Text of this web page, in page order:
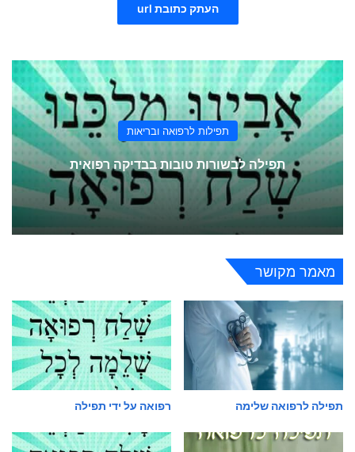
העתק כתובת url
תפילות לרפואה ובריאות
תפילה לבשורות טובות בבדיקה רפואית
מאמר מקושר
תפילה לרפואה שלימה רפואה על ידי תפילה